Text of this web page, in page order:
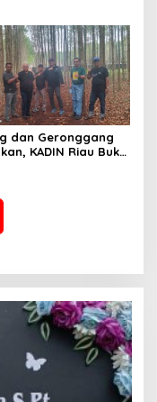
dan Geronggang
KADIN Riau Buka